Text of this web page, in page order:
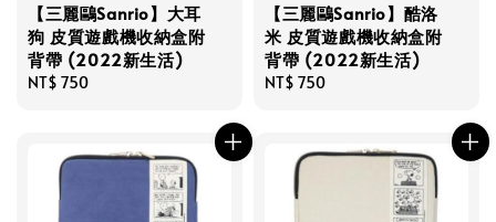
【三麗鷗Sanrio】大耳
狗 皮質遊戲機收納盒附
背帶 (2022新生活)
Regular
NT$ 750
【三麗鷗Sanrio】酷洛
米 皮質遊戲機收納盒附
背帶 (2022新生活)
Regular
NT$ 750